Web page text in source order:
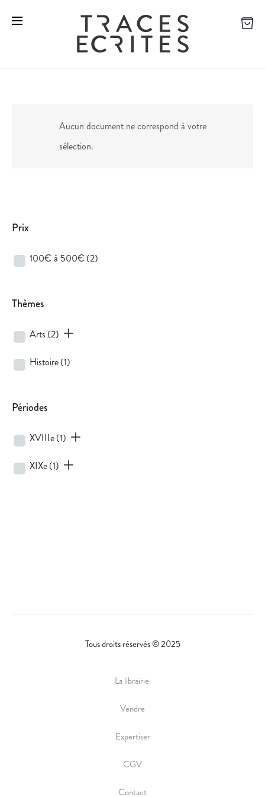
Aucun document ne correspond à votre
sélection.
Prix
100€ à 500€ (2)
Thèmes
Arts (2)
Histoire(1)
Périodes
XVIIIe(1)
XIXe(1)
Tous droits réservés © 2025
La librairie
Vendre
Expertiser
CGV
Contact